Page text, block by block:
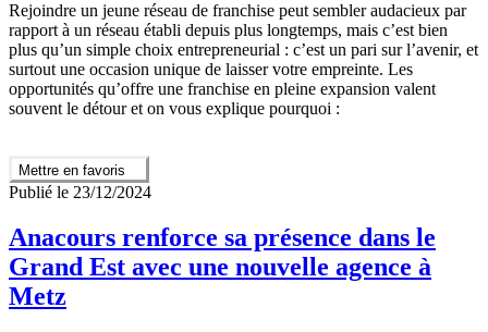
Rejoindre un jeune réseau de franchise peut sembler audacieux par
rapport à un réseau établi depuis plus longtemps, mais c’est bien
plus qu’un simple choix entrepreneurial : c’est un pari sur l’avenir, et
surtout une occasion unique de laisser votre empreinte. Les
opportunités qu’offre une franchise en pleine expansion valent
souvent le détour et on vous explique pourquoi :
Mettre en favoris
Publié le 23/12/2024
Anacours renforce sa présence dans le
Grand Est avec une nouvelle agence à
Metz